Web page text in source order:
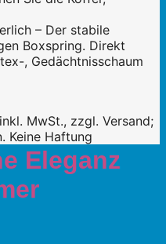
– Der stabile
Boxspring. Direkt
, Gedächtnisschaum
MwSt., zzgl. Versand;
Keine Haftung
Eleganz